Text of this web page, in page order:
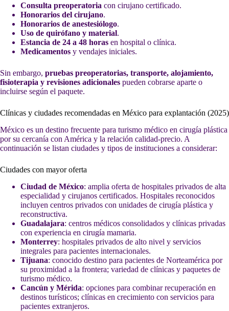
Consulta preoperatoria con cirujano certificado.
Honorarios del cirujano.
Honorarios de anestesiólogo.
Uso de quirófano y material.
Estancia de 24 a 48 horas en hospital o clínica.
Medicamentos y vendajes iniciales.
Sin embargo, pruebas preoperatorias, transporte, alojamiento,
fisioterapia y revisiones adicionales pueden cobrarse aparte o
incluirse según el paquete.
Clínicas y ciudades recomendadas en México para explantación (2025)
México es un destino frecuente para turismo médico en cirugía plástica
por su cercanía con América y la relación calidad-precio. A
continuación se listan ciudades y tipos de instituciones a considerar:
Ciudades con mayor oferta
Ciudad de México: amplia oferta de hospitales privados de alta
especialidad y cirujanos certificados. Hospitales reconocidos
incluyen centros privados con unidades de cirugía plástica y
reconstructiva.
Guadalajara: centros médicos consolidados y clínicas privadas
con experiencia en cirugía mamaria.
Monterrey: hospitales privados de alto nivel y servicios
integrales para pacientes internacionales.
Tijuana: conocido destino para pacientes de Norteamérica por
su proximidad a la frontera; variedad de clínicas y paquetes de
turismo médico.
Cancún y Mérida: opciones para combinar recuperación en
destinos turísticos; clínicas en crecimiento con servicios para
pacientes extranjeros.